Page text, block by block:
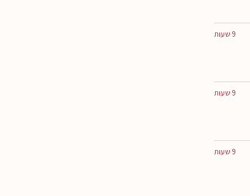
9 שעות
9 שעות
9 שעות